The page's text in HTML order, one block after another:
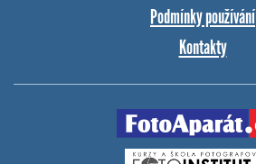
Podmínky používání
Kontakty